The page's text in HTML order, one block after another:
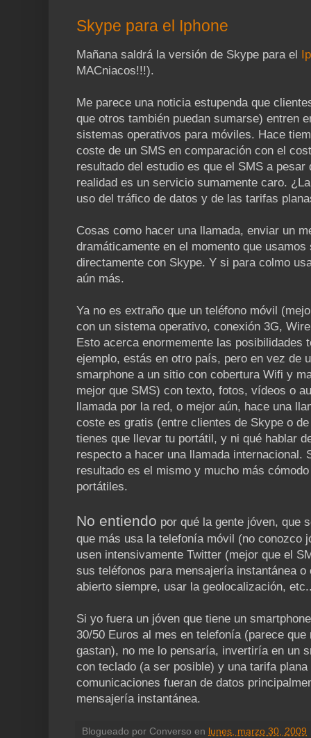
Skype para el Iphone
Mañana saldrá la versión de Skype para el
MACniacos!!!).
Me parece una noticia estupenda que
que otros también puedan sumarse) entren
sistemas operativos para móviles. Hace
coste de un SMS en comparación con el
resultado del estudio es que el SMS a
realidad es un servicio sumamente caro.
uso del tráfico de datos y de las tarifas
Cosas como hacer una llamada, enviar un
dramáticamente en el momento que
directamente con Skype. Y si para colmo
aún más.
Ya no es extraño que un teléfono móvil
con un sistema operativo, conexión 3G,
Esto acerca enormemente las posibilidades
ejemplo, estás en otro país, pero en vez de
smarphone a un sitio con cobertura Wifi y
mejor que SMS) con texto, fotos, vídeos o
llamada por la red, o mejor aún, hace una
coste es gratis (entre clientes de Skype o
tienes que llevar tu portátil, y ni qué hablar
respecto a hacer una llamada internacional.
resultado es el mismo y mucho más
portátiles.
No entiendo por qué la gente jóven, que
que más usa la telefonía móvil (no conozco
usen intensivamente Twitter (mejor que el
sus teléfonos para mensajería instantánea
abierto siempre, usar la geolocalización,
Si yo fuera un jóven que tiene un
30/50 Euros al mes en telefonía (parece
gastan), no me lo pensaría, invertiría en un
con teclado (a ser posible) y una tarifa
comunicaciones fueran de datos
mensajería instantánea.
Blogueado por Converso en lunes, marzo 30, 2009